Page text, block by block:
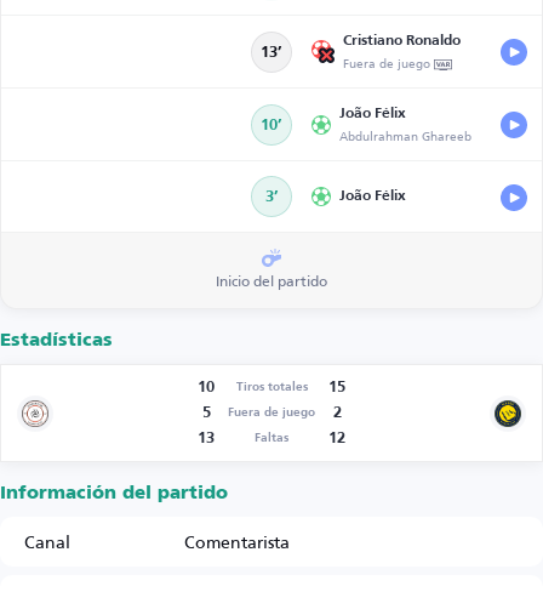
13’
Cristiano Ronaldo
Fuera de juego
10’
João Félix
Abdulrahman Ghareeb
3’ João Félix
Inicio del partido
Estadísticas
10 Tiros totales
15
5
Fuera de juego
2
13
Faltas 12
Información del partido
Canal
Comentarista